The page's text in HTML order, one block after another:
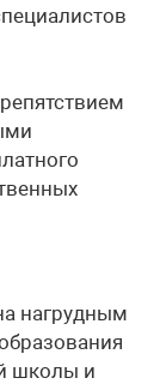
нагрудным
школы и